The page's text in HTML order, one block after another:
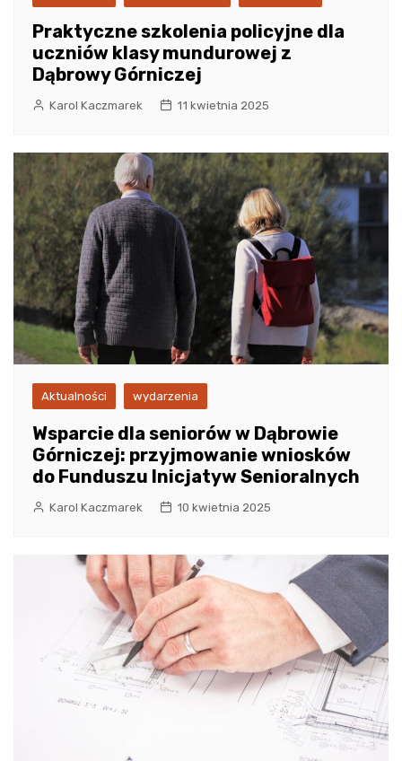
Praktyczne szkolenia policyjne dla
uczniów klasy mundurowej z
Dąbrowy Górniczej
Karol Kaczmarek 11 kwietnia 2025
Aktualności wydarzenia
Wsparcie dla seniorów w Dąbrowie
Górniczej: przyjmowanie wniosków
do Funduszu Inicjatyw Senioralnych
Karol Kaczmarek 10 kwietnia 2025